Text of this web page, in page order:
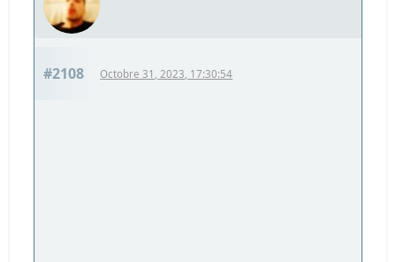
#2108 Octobre 31, 2023, 17:30:54